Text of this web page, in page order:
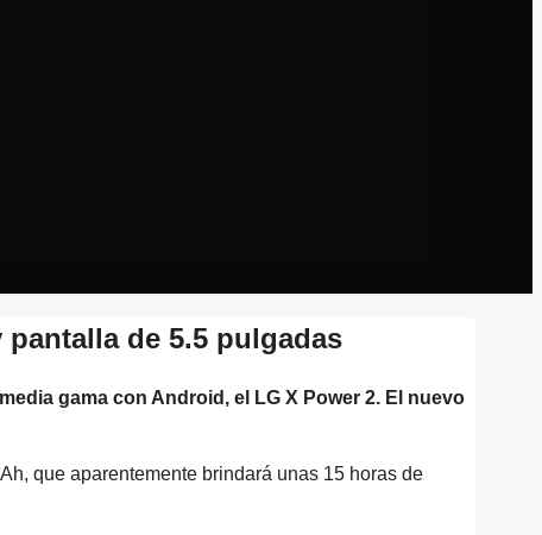
de 5.5 pulgadas
gama con Android, el LG X Power 2. El nuevo
que aparentemente brindará unas 15 horas de